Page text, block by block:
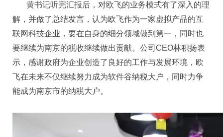
黄书记听完汇报后，对欧飞的业务模式有了深入的理
解，并做了总结发言，认为欧飞作为一家虚拟产品的互
联网科技企业，要在自身的细分领域做到第一，同时也
要继续为南京的税收继续做出贡献。公司 CEO林积扬表
示，感谢政府为企业创造了良好的工作与发展环境，欧
飞在未来不仅继续努力成为软件谷纳税大户，同时力争
能成为南京市的纳税大户。